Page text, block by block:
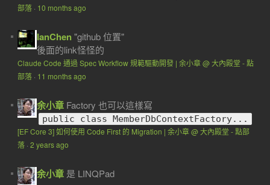
部落· 10 months ago
IanChen"github 位置"
後面的link怪怪的
Claude Code 通過 Spec Workflow 規範驅動開發 | 余小章 @ 大內殿堂 - 點
部落· 11 months ago
余小章 Factory 也可以這樣寫
public class MemberDbContextFactory...
[EF Core 3] 如何使用 Code First 的 Migration | 余小章 @ 大內殿堂 - 點部
落· 2 years ago
余小章 是 LINQPad